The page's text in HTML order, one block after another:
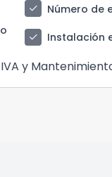
check Número de
check Instalación
y